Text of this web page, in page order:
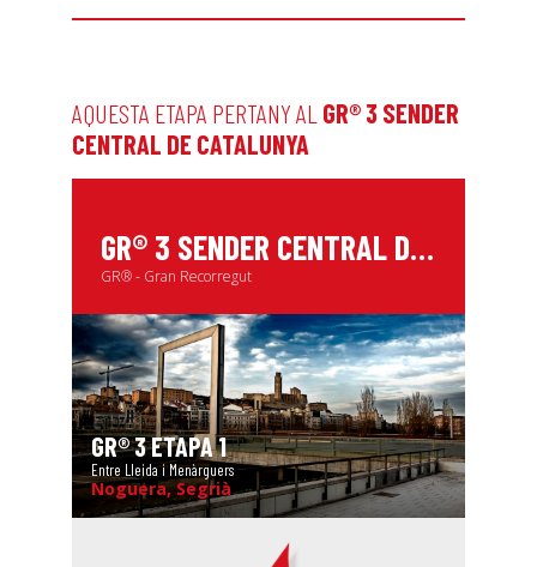
AQUESTA ETAPA PERTANY AL GR® 3 SENDER
CENTRAL DE CATALUNYA
G
R® 3 SENDER CENTRAL DE CATALUNYA
GR® - Gran Recorregut
GR® 3 ETAPA 1
Entre Lleida i Menàrguers
Noguera, Segrià